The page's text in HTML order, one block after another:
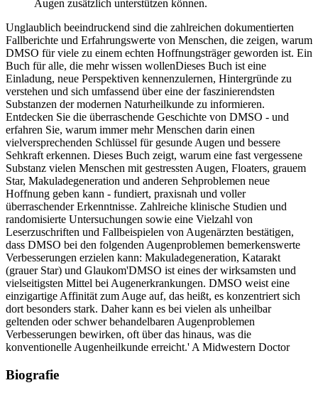
Augen zusätzlich unterstützen können.
Unglaublich beeindruckend sind die zahlreichen dokumentierten
Fallberichte und Erfahrungswerte von Menschen, die zeigen, warum
DMSO für viele zu einem echten Hoffnungsträger geworden ist. Ein
Buch für alle, die mehr wissen wollenDieses Buch ist eine
Einladung, neue Perspektiven kennenzulernen, Hintergründe zu
verstehen und sich umfassend über eine der faszinierendsten
Substanzen der modernen Naturheilkunde zu informieren.
Entdecken Sie die überraschende Geschichte von DMSO - und
erfahren Sie, warum immer mehr Menschen darin einen
vielversprechenden Schlüssel für gesunde Augen und bessere
Sehkraft erkennen. Dieses Buch zeigt, warum eine fast vergessene
Substanz vielen Menschen mit gestressten Augen, Floaters, grauem
Star, Makuladegeneration und anderen Sehproblemen neue
Hoffnung geben kann - fundiert, praxisnah und voller
überraschender Erkenntnisse. Zahlreiche klinische Studien und
randomisierte Untersuchungen sowie eine Vielzahl von
Leserzuschriften und Fallbeispielen von Augenärzten bestätigen,
dass DMSO bei den folgenden Augenproblemen bemerkenswerte
Verbesserungen erzielen kann: Makuladegeneration, Katarakt
(grauer Star) und Glaukom'DMSO ist eines der wirksamsten und
vielseitigsten Mittel bei Augenerkrankungen. DMSO weist eine
einzigartige Affinität zum Auge auf, das heißt, es konzentriert sich
dort besonders stark. Daher kann es bei vielen als unheilbar
geltenden oder schwer behandelbaren Augenproblemen
Verbesserungen bewirken, oft über das hinaus, was die
konventionelle Augenheilkunde erreicht.' A Midwestern Doctor
Biografie